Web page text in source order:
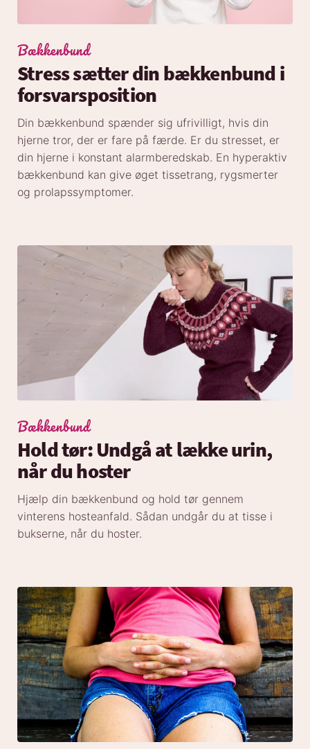
Bækkenbund
Stress sætter din bækkenbund i
forsvarsposition
Din bækkenbund spænder sig ufrivilligt, hvis din
hjerne tror, der er fare på færde. Er du stresset, er
din hjerne i konstant alarmberedskab. En hyperaktiv
bækkenbund kan give øget tissetrang, rygsmerter
og prolapssymptomer.
Bækkenbund
Hold tør: Undgå at lække urin,
når du hoster
Hjælp din bækkenbund og hold tør gennem
vinterens hosteanfald. Sådan undgår du at tisse i
bukserne, når du hoster.